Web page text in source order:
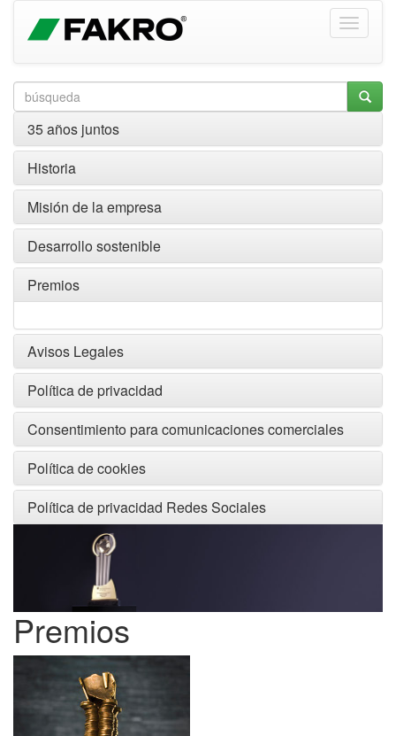
35 años juntos
Historia
Misión de la empresa
Desarrollo sostenible
Premios
Avisos Legales
Política de privacidad
Consentimiento para comunicaciones comerciales
Política de cookies
Política de privacidad Redes Sociales
Premios